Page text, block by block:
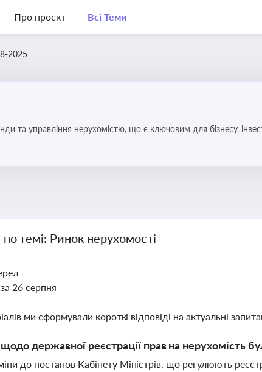
Про проєкт Всі Теми
2025
та управління нерухомістю, що є ключовим для бізнесу,
темі: Ринок нерухомості
26 серпня
ми сформували короткі відповіді на актуальні
державної реєстрації прав на нерухомість
до постанов Кабінету Міністрів, що регулюють